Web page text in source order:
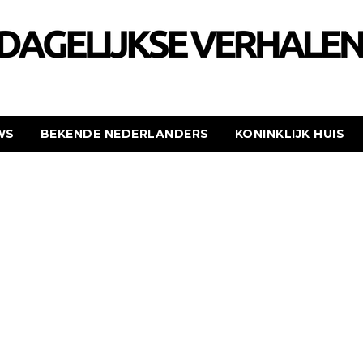
BEKENDE NEDERLANDERS KONINKLIJK HUIS